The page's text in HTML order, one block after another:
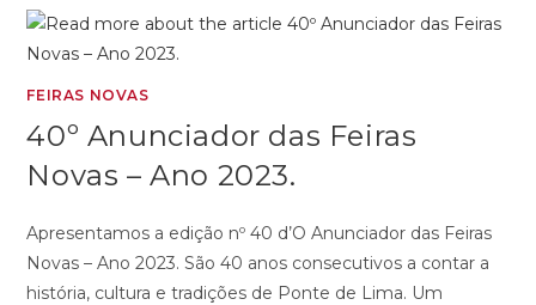
FEIRAS NOVAS
40º Anunciador das Feiras
Novas – Ano 2023.
Apresentamos a edição nº 40 d’O Anunciador das Feiras
Novas – Ano 2023. São 40 anos consecutivos a contar a
história, cultura e tradições de Ponte de Lima. Um